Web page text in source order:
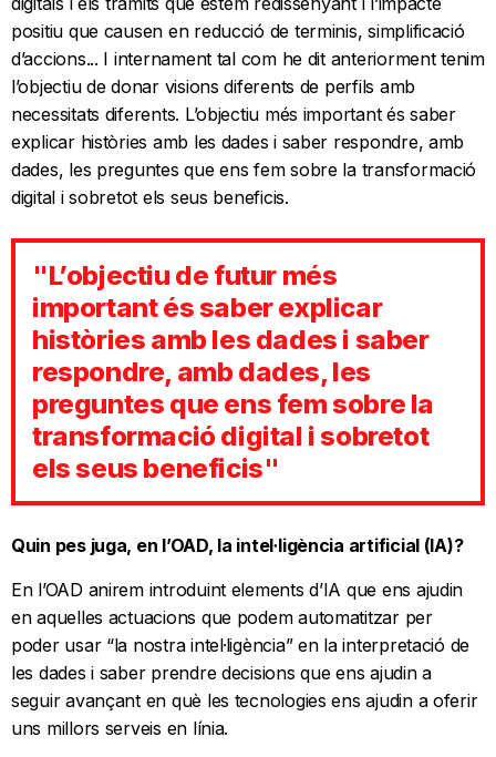
positiu que causen en reducció de terminis, simplificació
d’accions... I internament tal com he dit anteriorment tenim
l’objectiu de donar visions diferents de perfils amb
necessitats diferents. L’objectiu més important és saber
explicar històries amb les dades i saber respondre, amb
dades, les preguntes que ens fem sobre la transformació
digital i sobretot els seus beneficis.
"L’objectiu de futur més
important és saber explicar
històries amb les dades i saber
respondre, amb dades, les
preguntes que ens fem sobre la
transformació digital i sobretot
els seus beneficis"
Quin pes juga, en l’OAD, la intel·ligència artificial (IA)?
En l’OAD anirem introduint elements d’IA que ens ajudin
en aquelles actuacions que podem automatitzar per
poder usar “la nostra intel·ligència” en la interpretació de
les dades i saber prendre decisions que ens ajudin a
seguir avançant en què les tecnologies ens ajudin a oferir
uns millors serveis en línia.